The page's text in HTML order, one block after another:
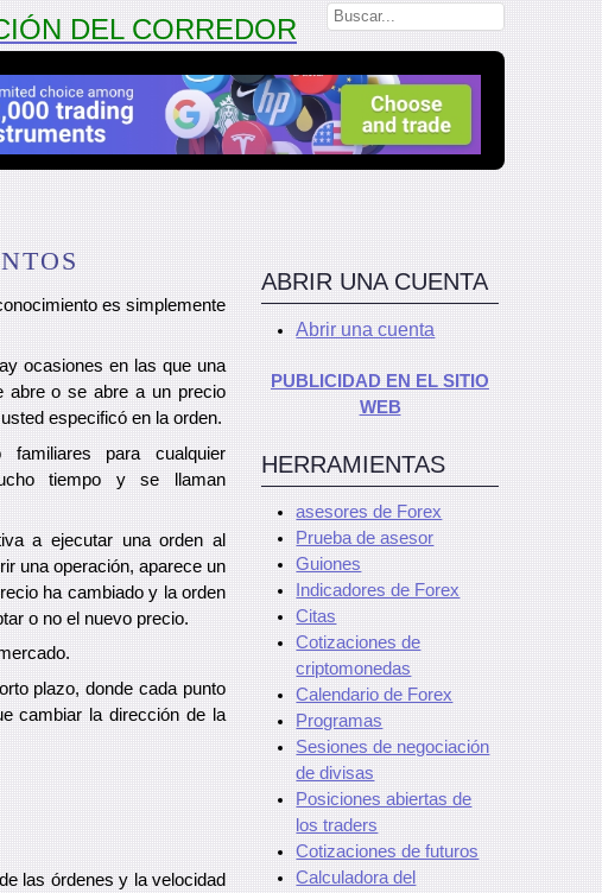
DEL CORREDOR
es simplemente
ocasiones en las que una
abre o se abre a un precio
especificó en la orden.
para cualquier
tiempo y se llaman
a ejecutar una orden al
una operación, aparece un
ha cambiado y la orden
o no el nuevo precio.
plazo, donde cada punto
cambiar la dirección de la
las órdenes y la velocidad
ABRIR UNA CUENTA
Abrir una cuenta
PUBLICIDAD EN EL SITIO
WEB
HERRAMIENTAS
asesores de Forex
Prueba de asesor
Guiones
Indicadores de Forex
Citas
Cotizaciones de
criptomonedas
Calendario de Forex
Programas
Sesiones de negociación
de divisas
Posiciones abiertas de
los traders
Cotizaciones de futuros
Calculadora del